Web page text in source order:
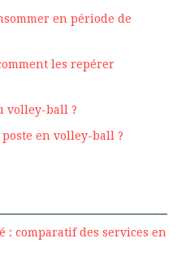
en période de
les repérer
volley-ball ?
en volley-ball ?
comparatif des services en